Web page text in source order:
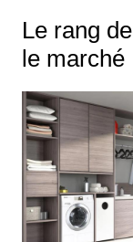
Le rang
le marché